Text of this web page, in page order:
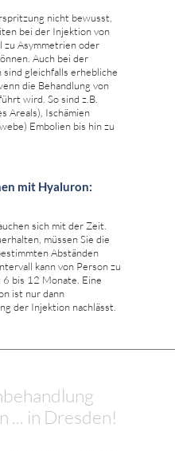
nicht bewusst,
bei der Injektion von
zu Asymmetrien oder
Auch bei der
gleichfalls erhebliche
die Behandlung von
wird. So sind z.B.
Areals), Ischämien
Embolien bis hin zu
mit Hyaluron:
sich mit der Zeit.
müssen Sie die
Abständen
kann von Person zu
bis 12 Monate. Eine
ist nur dann
der Injektion nachlässt.
... in Dresden!